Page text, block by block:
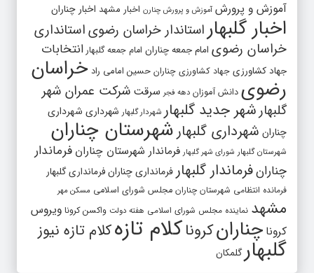
آموزش و پرورش آموزش و پرورش چنارن اخبار مشهد اخبار چناران
اخبار گلبهار استاندار خراسان رضویاستانداری
خراسان رضوی امام جمعه چناران امام جمعه گلبهار انتخابات
جهاد کشاورزی جهاد کشاورزی چناران حسین امامی راد خراسان
رضوی دانش آموزان دهه فجر سرقت شرکت عمران شهر
گلبهارشهر جدید گلبهار شهردار گلبهار شهرداری شهرداری
چناران شهرداری گلبهار شهرستان چناران
شهرستان گلبهار شورای شهر گلبهار فرماندار شهرستان چناران فرماندار
چنارانفرماندار گلبهار فرمانداری چنارانفرمانداری گلبهار
فرمانده انتظامی شهرستان چناران مجلس شورای اسلامی مسکن مهر
مشهد نماینده مجلس شورای اسلامی هفته دولت واکسن کرونا ویروس
کرونا چنارانکروناکلام تازهکلام تازه نیوز
گلبهارگلمکان